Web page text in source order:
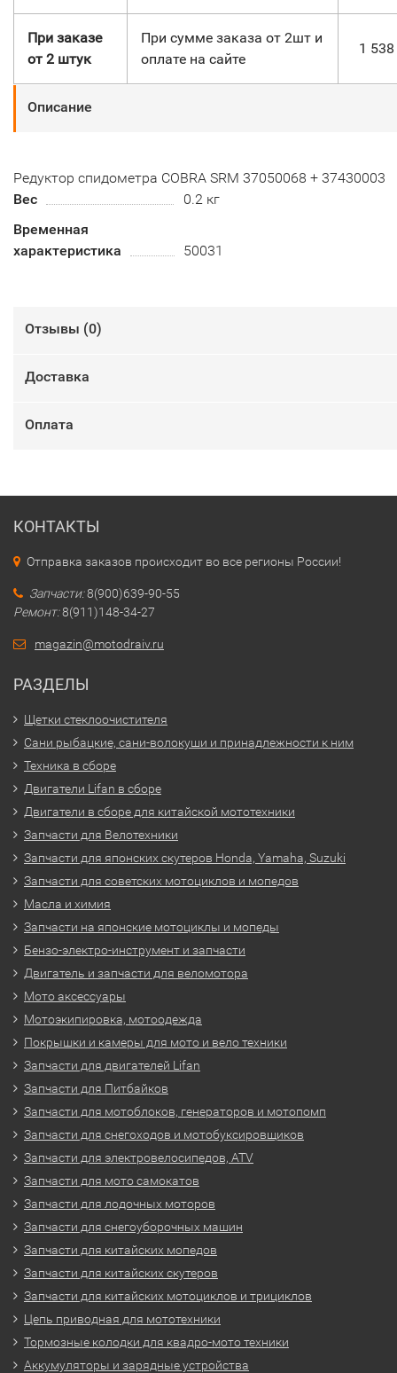
При заказе
от 2 штук
При сумме заказа от 2шт и
оплате на сайте
1 538
Описание
Редуктор спидометра COBRA SRM 37050068 + 37430003
Вес
0.2 кг
Временная
характеристика
50031
Отзывы (0)
Доставка
Оплата
КОНТАКТЫ
Отправка заказов происходит во все регионы России!
Запчасти:8(900)639-90-55
Ремонт:8(911)148-34-27
magazin@motodraiv.ru
РАЗДЕЛЫ
Щетки стеклоочистителя
Сани рыбацкие, сани-волокуши и принадлежности к ним
Техника в сборе
Двигатели Lifan в сборе
Двигатели в сборе для китайской мототехники
Запчасти для Велотехники
Запчасти для японских скутеров Honda, Yamaha, Suzuki
Запчасти для советских мотоциклов и мопедов
Масла и химия
Запчасти на японские мотоциклы и мопеды
Бензо-электро-инструмент и запчасти
Двигатель и запчасти для веломотора
Мото аксессуары
Мотоэкипировка, мотоодежда
Покрышки и камеры для мото и вело техники
Запчасти для двигателей Lifan
Запчасти для Питбайков
Запчасти для мотоблоков, генераторов и мотопомп
Запчасти для снегоходов и мотобуксировщиков
Запчасти для электровелосипедов, ATV
Запчасти для мото самокатов
Запчасти для лодочных моторов
Запчасти для снегоуборочных машин
Запчасти для китайских мопедов
Запчасти для китайских скутеров
Запчасти для китайских мотоциклов и трициклов
Цепь приводная для мототехники
Тормозные колодки для квадро-мото техники
Аккумуляторы и зарядные устройства